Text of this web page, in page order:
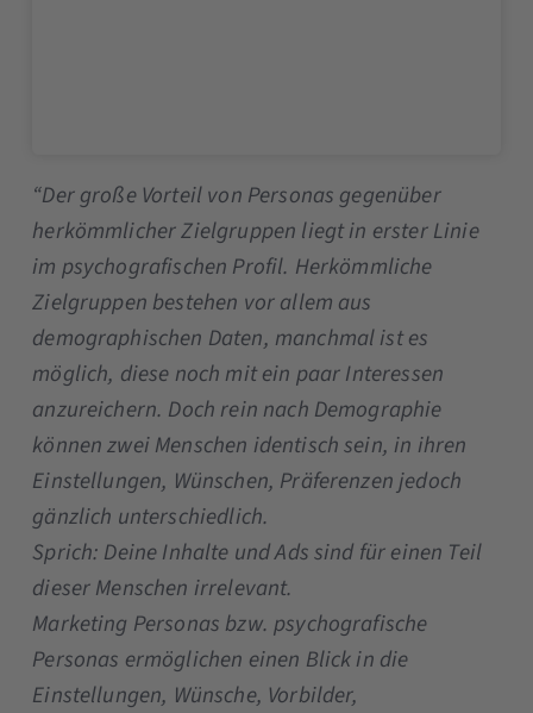
“Der große Vorteil von Personas gegenüber
herkömmlicher Zielgruppen liegt in erster Linie
im psychografischen Profil. Herkömmliche
Zielgruppen bestehen vor allem aus
demographischen Daten, manchmal ist es
möglich, diese noch mit ein paar Interessen
anzureichern. Doch rein nach Demographie
können zwei Menschen identisch sein, in ihren
Einstellungen, Wünschen, Präferenzen jedoch
gänzlich unterschiedlich.
Sprich: Deine Inhalte und Ads sind für einen Teil
dieser Menschen irrelevant.
Marketing Personas bzw. psychografische
Personas ermöglichen einen Blick in die
Einstellungen, Wünsche, Vorbilder,